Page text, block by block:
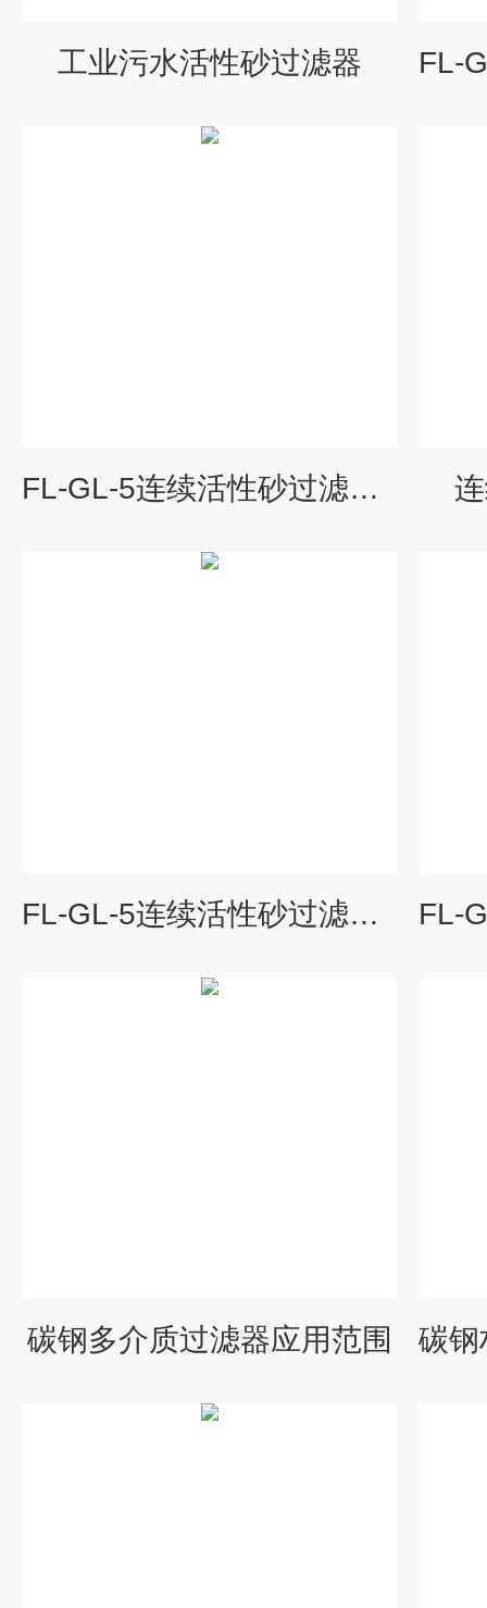
工业污水活性砂过滤器
FL-GL-5连续活性砂过滤器潍坊生产
FL-GL-5连续活性砂过滤器特点
碳钢多介质过滤器应用范围